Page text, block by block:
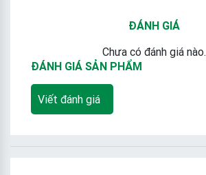
ĐÁNH GIÁ
Chưa có đánh giá nào.
ĐÁNH GIÁ SẢN PHẨM
Viết đánh giá